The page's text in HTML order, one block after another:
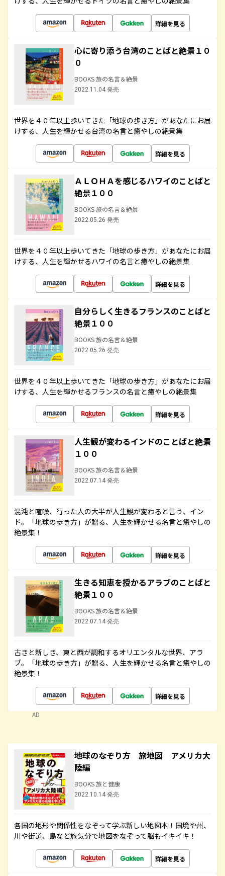
詳細を見る
心に寄り添う台湾のことばと絶景１０
０
BOOKS 旅の名言＆絶景
2022.11.04 発売
世界を４０年以上歩いてきた「地球の歩き方」があなたにお届
けする、人生を輝かせる台湾の名言と癒やしの絶景集
詳細を見る
ＡＬＯＨＡを感じるハワイのことばと
絶景１００
BOOKS 旅の名言＆絶景
2022.05.26 発売
世界を４０年以上歩いてきた「地球の歩き方」があなたにお届
けする、人生を輝かせるハワイの名言と癒やしの絶景集
詳細を見る
自分らしく生きるフランスのことばと
絶景１００
BOOKS 旅の名言＆絶景
2022.05.26 発売
世界を４０年以上歩いてきた「地球の歩き方」があなたにお届
けする、人生を輝かせるフランスの名言と癒やしの絶景集
詳細を見る
人生観が変わるインドのことばと絶景
１００
BOOKS 旅の名言＆絶景
2022.07.14 発売
混沌と喧噪、行った人の大半が人生観が変わると言う、イン
ド。「地球の歩き方」が贈る、人生を輝かせる名言と癒やしの
絶景集！
詳細を見る
生きる知恵を授かるアラブのことばと
絶景１００
BOOKS 旅の名言＆絶景
2022.07.14 発売
古きと新しき、東と西が調和するオリエンタルな世界、アラ
ブ。「地球の歩き方」が贈る、人生を輝かせる名言と癒やしの
絶景集！
詳細を見る
AD
地球のなぞり方 旅地図 アメリカ大
陸編
BOOKS 旅と健康
2022.10.14 発売
各国の地形や関係性をなぞって学ぶ新しい地図本！国境や州、
川や街道、島など旅気分で地図をなぞって脳もイキイキ！
詳細を見る